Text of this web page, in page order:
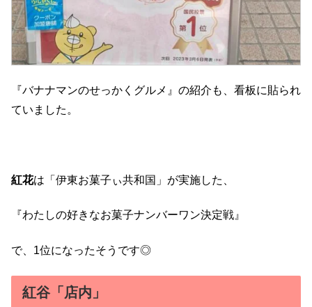
『バナナマンのせっかくグルメ』の紹介も、看板に貼られ
ていました。
紅花は「伊東お菓子ぃ共和国」が実施した、
『わたしの好きなお菓子ナンバーワン決定戦』
で、1位になったそうです◎
紅谷「店内」